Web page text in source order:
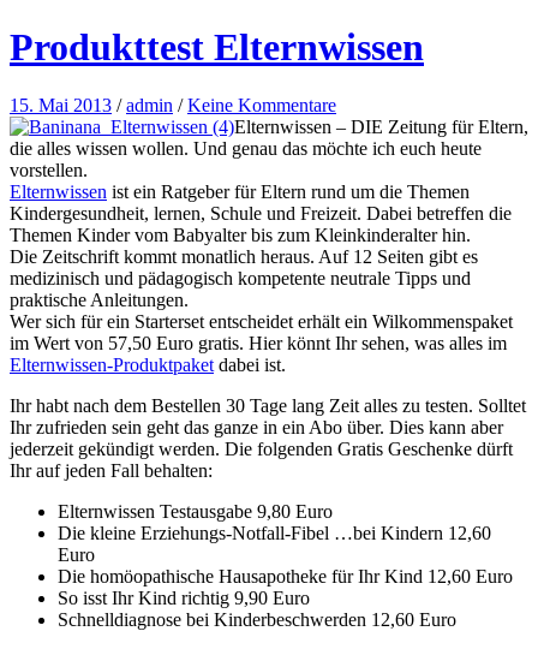
Produkttest Elternwissen
15. Mai 2013 /admin /Keine Kommentare
Elternwissen – DIE Zeitung für Eltern,
die alles wissen wollen. Und genau das möchte ich euch heute
vorstellen.
Elternwissen ist ein Ratgeber für Eltern rund um die Themen
Kindergesundheit, lernen, Schule und Freizeit. Dabei betreffen die
Themen Kinder vom Babyalter bis zum Kleinkinderalter hin.
Die Zeitschrift kommt monatlich heraus. Auf 12 Seiten gibt es
medizinisch und pädagogisch kompetente neutrale Tipps und
praktische Anleitungen.
Wer sich für ein Starterset entscheidet erhält ein Wilkommenspaket
im Wert von 57,50 Euro gratis. Hier könnt Ihr sehen, was alles im
Elternwissen-Produktpaketdabei ist.
Ihr habt nach dem Bestellen 30 Tage lang Zeit alles zu testen. Solltet
Ihr zufrieden sein geht das ganze in ein Abo über. Dies kann aber
jederzeit gekündigt werden. Die folgenden Gratis Geschenke dürft
Ihr auf jeden Fall behalten:
Elternwissen Testausgabe 9,80 Euro
Die kleine Erziehungs-Notfall-Fibel …bei Kindern 12,60
Euro
Die homöopathische Hausapotheke für Ihr Kind 12,60 Euro
So isst Ihr Kind richtig 9,90 Euro
Schnelldiagnose bei Kinderbeschwerden 12,60 Euro